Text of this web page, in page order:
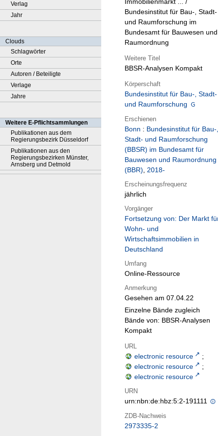
Verlag
Jahr
Clouds
Schlagwörter
Orte
Autoren / Beteiligte
Verlage
Jahre
Weitere E-Pflichtsammlungen
Publikationen aus dem
Regierungsbezirk Düsseldorf
Publikationen aus den
Regierungsbezirken Münster,
Arnsberg und Detmold
Immobilienmarkt ... /
Bundesinstitut für Bau-, Stadt-
und Raumforschung im
Bundesamt für Bauwesen und
Raumordnung
Weitere Titel
BBSR-Analysen Kompakt
Körperschaft
Bundesinstitut für Bau-, Stadt-
und Raumforschung
Erschienen
Bonn : Bundesinstitut für Bau-,
Stadt- und Raumforschung
(BBSR) im Bundesamt für
Bauwesen und Raumordnung
(BBR), 2018-
Erscheinungsfrequenz
jährlich
Vorgänger
Fortsetzung von: Der Markt
Wohn- und
Wirtschaftsimmobilien in
Deutschland
Umfang
Online-Ressource
Anmerkung
Gesehen am 07.04.22
Einzelne Bände zugleich
Bände von: BBSR-Analysen
Kompakt
URL
electronic resource
;
electronic resource
;
electronic resource
URN
urn:nbn:de:hbz:5:2-191111
ZDB-Nachweis
2973335-2